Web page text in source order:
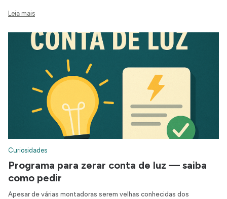
Leia mais
Curiosidades
Programa para zerar conta de luz — saiba
como pedir
Apesar de várias montadoras serem velhas conhecidas dos